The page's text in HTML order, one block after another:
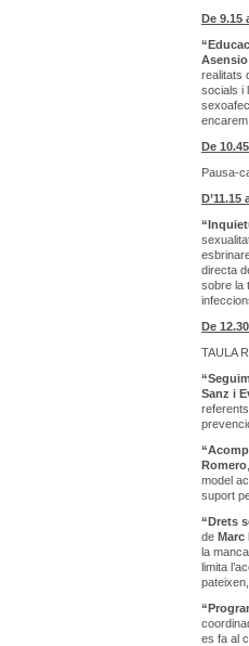
De 9.15
Asensio
realitats
socials i
encarem.
De
Pausa-
D’11.15
directa
sobre la
De
TAULA
Sanz i
Romero
model
suport
“Drets
de Marc
la
limita
es fa al